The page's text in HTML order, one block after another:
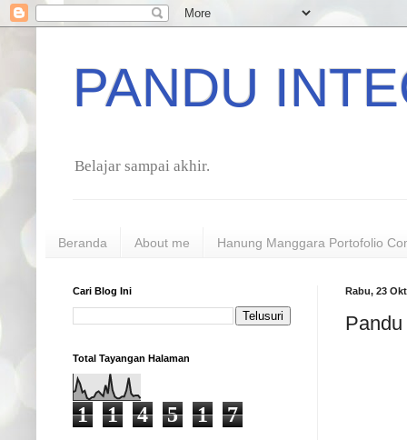
PANDU
Belajar sampai akhir.
Beranda About me Hanung Manggara Portofolio
Rabu, 23
Cari Blog Ini
Total Tayangan Halaman
1 1 4 5 1 7